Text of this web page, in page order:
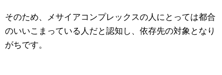
そのため、メサイアコンプレックスの人にとっては都合
のいいこまっている人だと認知し、依存先の対象となり
がちです。